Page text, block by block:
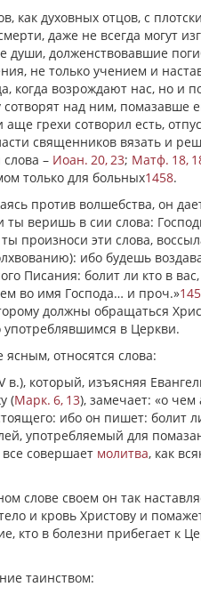
как духовных отцов, с
даже не всегда могут
души, долженствовавшие
не только учением и
когда возрождают нас, но и
над ним, помазавше
аще грехи сотворил есть,
священников вязать и
– Иоан. 20, 23; Матф. 18,
только для больных1458.
против волшебства, он
ты веришь в сии слова:
произноси эти слова,
ибо будешь
Писания: болит ли кто в
во имя Господа… и проч.»
должны обращаться
употреблявшимся в Церкви.
ясным, относятся слова:
в.), который, изъясняя
(Марк. 6, 13), замечает: «о
ибо он пишет: болит
употребляемый для
совершает молитва, как
слове своем он так
и кровь Христову и
кто в болезни прибегает к
таинством: